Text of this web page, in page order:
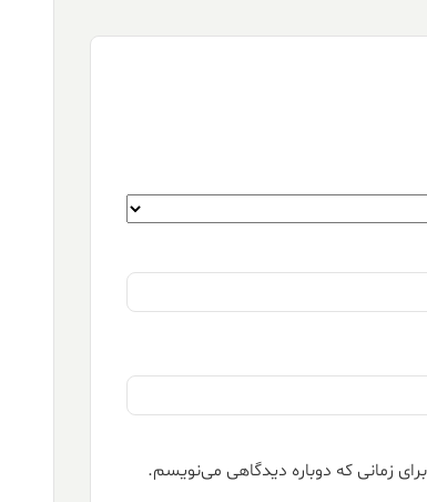
زمانی که دوباره دیدگاهی می‌نویسم.